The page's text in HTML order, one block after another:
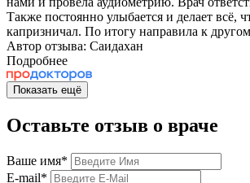
Также постоянно улыбается и делает всё,
капризничал. По итогу направила к
Автор отзыва: Саидахан
Подробнее
Показать ещё
Оставьте отзыв о враче
Ваше имя*
E-mail*